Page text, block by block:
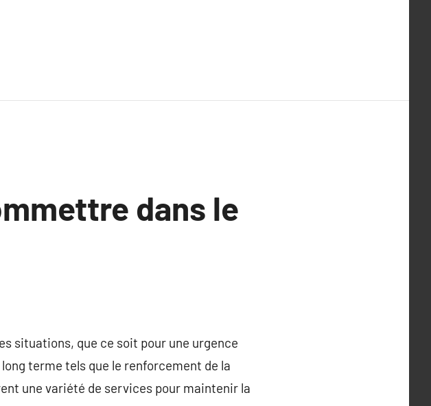
dans le
situations, que ce soit pour une urgence
terme tels que le renforcement de la
une variété de services pour maintenir la